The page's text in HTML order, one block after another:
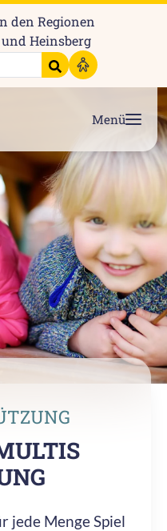
den Regionen
Heinsberg
Suche starten
Menü
jede Menge Spiel